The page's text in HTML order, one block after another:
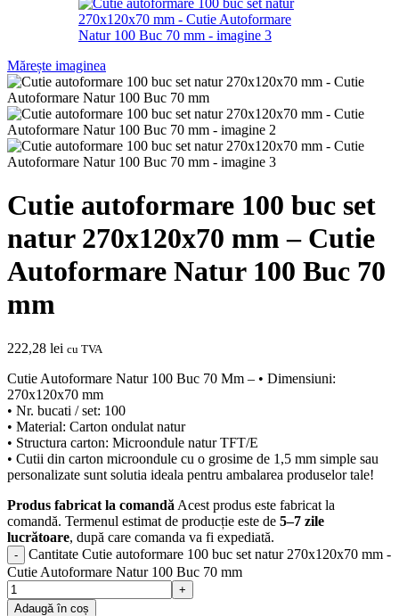
Mărește imaginea
Cutie autoformare 100 buc set
natur 270x120x70 mm – Cutie
Autoformare Natur 100 Buc 70
mm
222,28 lei cu TVA
Cutie Autoformare Natur 100 Buc 70 Mm – • Dimensiuni:
270x120x70 mm
• Nr. bucati / set: 100
• Material: Carton ondulat natur
• Structura carton: Microondule natur TFT/E
• Cutii din carton microondule cu o grosime de 1,5 mm simple sau
personalizate sunt solutia ideala pentru ambalarea produselor tale!
Produs fabricat la comandă Acest produs este fabricat la
comandă. Termenul estimat de producție este de 5–7 zile
lucrătoare, după care comanda va fi expediată.
Cantitate Cutie autoformare 100 buc set natur 270x120x70 mm -
Cutie Autoformare Natur 100 Buc 70 mm
Adaugă în coș